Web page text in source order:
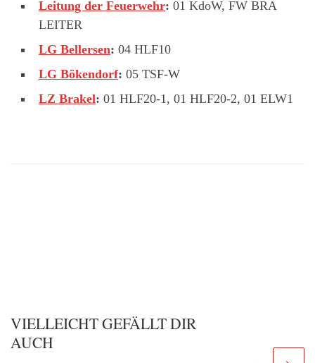
Leitung der Feuerwehr: 01 KdoW, FW BRA
LEITER
LG Bellersen: 04 HLF10
LG Bökendorf: 05 TSF-W
LZ Brakel: 01 HLF20-1, 01 HLF20-2, 01 ELW1
VIELLEICHT GEFÄLLT DIR
AUCH